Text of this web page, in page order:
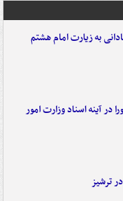
به زیارت امام هشتم
آینه اسناد وزارت امور
ترشیز